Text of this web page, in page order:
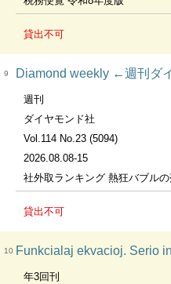
貸出不可
9 Diamond weekly ←週刊ダ
週刊
ダイヤモンド社
Vol.114 No.23 (5094)
2026.08.08-15
社外取ランキング 熱狂バブル
貸出不可
10 Funkcialaj ekvacioj. Serio
年3回刊